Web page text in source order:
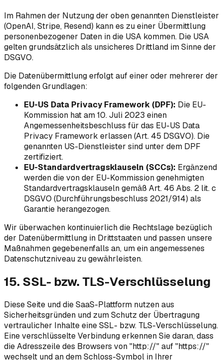
Im Rahmen der Nutzung der oben genannten Dienstleister
(OpenAI, Stripe, Resend) kann es zu einer Übermittlung
personenbezogener Daten in die USA kommen. Die USA
gelten grundsätzlich als unsicheres Drittland im Sinne der
DSGVO.
Die Datenübermittlung erfolgt auf einer oder mehrerer der
folgenden Grundlagen:
EU-US Data Privacy Framework (DPF): Die EU-
Kommission hat am 10. Juli 2023 einen
Angemessenheitsbeschluss für das EU-US Data
Privacy Framework erlassen (Art. 45 DSGVO). Die
genannten US-Dienstleister sind unter dem DPF
zertifiziert.
EU-Standardvertragsklauseln (SCCs): Ergänzend
werden die von der EU-Kommission genehmigten
Standardvertragsklauseln gemäß Art. 46 Abs. 2 lit. c
DSGVO (Durchführungsbeschluss 2021/914) als
Garantie herangezogen.
Wir überwachen kontinuierlich die Rechtslage bezüglich
der Datenübermittlung in Drittstaaten und passen unsere
Maßnahmen gegebenenfalls an, um ein angemessenes
Datenschutzniveau zu gewährleisten.
15. SSL- bzw. TLS-Verschlüsselung
Diese Seite und die SaaS-Plattform nutzen aus
Sicherheitsgründen und zum Schutz der Übertragung
vertraulicher Inhalte eine SSL- bzw. TLS-Verschlüsselung.
Eine verschlüsselte Verbindung erkennen Sie daran, dass
die Adresszeile des Browsers von "http://" auf "https://"
wechselt und an dem Schloss-Symbol in Ihrer